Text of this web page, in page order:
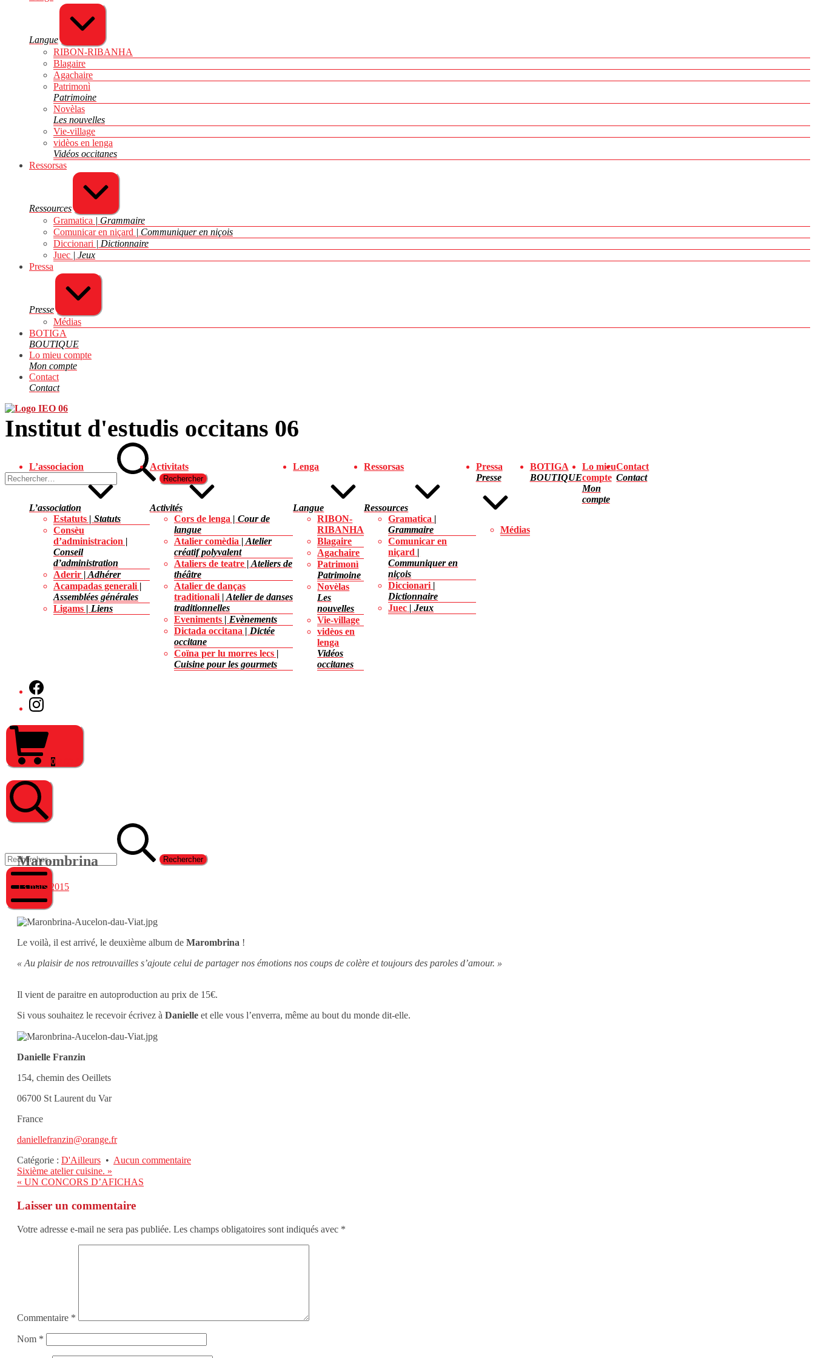
Langue
Agrandir/réduire
RIBON-RIBANHA
Blagaire
Agachaire
Patrimonì
Patrimoine
Novèlas
Les nouvelles
Vie-village
vidèos en lenga
Vidéos occitanes
Ressorsas
Ressources
Agrandir/réduire
Gramatica
Grammaire
Comunicar en niçard
Communiquer en niçois
Diccionari
Dictionnaire
Juec
Jeux
Pressa
Presse
Agrandir/réduire
Médias
BOTIGA
BOUTIQUE
Lo mieu compte
Mon compte
Contact
Contact
Institut
d'Estudis
Occitans
Institut d'estudis occitans 06
L’associacion
L’association
Estatuts
Statuts
Consèu
d’administracion
Conseil
d’administration
Aderir
Adhérer
Acampadas generali
Assemblées générales
Ligams
Liens
Activitats
Activités
Cors de lenga
Cour de
langue
Atalier comèdia
Atelier
créatif polyvalent
Ataliers de teatre
Ateliers de
théâtre
Atalier de danças
traditionali
Atelier de danses
traditionnelles
Eveniments
Evènements
Dictada occitana
Dictée
occitane
Coïna per lu morres lecs
Cuisine pour les gourmets
Lenga
Langue
RIBON-
RIBANHA
Blagaire
Agachaire
Patrimonì
Patrimoine
Novèlas
Les
nouvelles
Vie-village
vidèos en
lenga
Vidéos
occitanes
Ressorsas
Ressources
Gramatica
Grammaire
Comunicar en
niçard
Communiquer en
niçois
Diccionari
Dictionnaire
Juec
Jeux
Pressa
Presse
Médias
BOTIGA
BOUTIQUE
Lo mieu
compte
Mon
compte
Contact
Contact
Facebook
Instagram
Panier
d’achat
0
d'Estudis
Occitans
06
Rechercher
Menu
mobile
Marombrina
13 mars 201528
Le voilà, il est arrivé, le deuxième album de Marombrina !
« Au plaisir de nos retrouvailles s’ajoute celui de partager nos émotions nos coups de colère et toujours des paroles d’amour. »
Il vient de paraitre en autoproduction au prix de 15€.
Si vous souhaitez le recevoir écrivez à Danielle et elle vous l’enverra, même au bout du monde dit-elle.
Danielle Franzin
154, chemin des Oeillets
06700 St Laurent du Var
France
daniellefranzin@orange.fr
Catégorie : D'Ailleurs • Aucun commentairesur
Navigation
de
l’article
Sixième atelier cuisine. »
« UN CONCORS D’AFICHAS
Laisser un commentaire
Votre adresse e-mail ne sera pas publiée. Les champs obligatoires sont indiqués avec *
Commentaire *
Nom *